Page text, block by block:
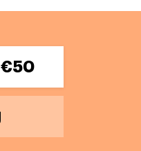
€50